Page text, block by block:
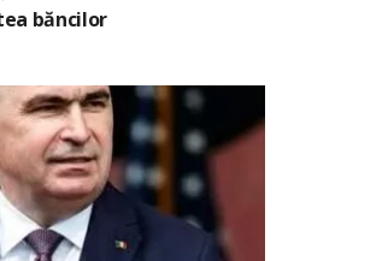
băncilor